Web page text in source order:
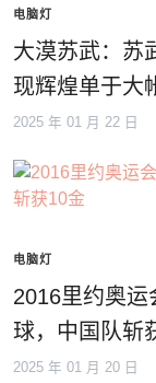
电脑灯
大漠苏武：苏
现辉煌单于大
2025 年 01 月 22 日
电脑灯
2016里约奥
球，中国队斩
2025 年 01 月 20 日